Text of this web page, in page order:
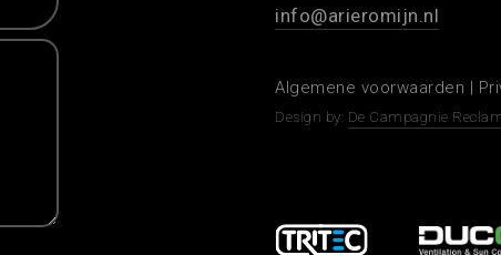
info@arieromijn.nl
Algemene voorwaarden |
Design by: De Campagnie